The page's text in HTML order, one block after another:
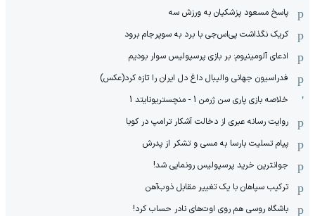
پاسخ مسعود پزشکیان به ورزش سه
کریک نگذاشت پی‌اس‌جی با برد به سوپرجام برود
ادعای آلومینیوم: بر بازی پرسپولیس سوار بودیم
فدراسیون جهانی والیبال داغ دل ایران را تازه کرد(عکس)
خلاصه بازی پاری سن ژرمن 1 - منچستریونایتد 1
روایت رسانه عبری از دخالت آشکار ترامپ در کوبا
پیام تسلیت بارسا به مسی و تشکر از پدرش
جوانترین خرید پرسپولیس رونمایی شد!
ترکیب سپاهان با یک تغییر مقابل ذوب‌آهن
باشگاه روسی هم روی اوت‌های نادر حساب کرد!